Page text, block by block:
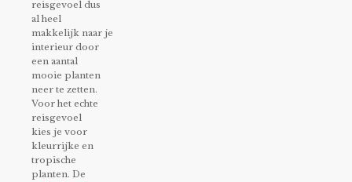
reisgevoel dus
al heel
makkelijk naar je
interieur door
een aantal
mooie planten
neer te zetten.
Voor het echte
reisgevoel
kies je voor
kleurrijke en
tropische
planten. De